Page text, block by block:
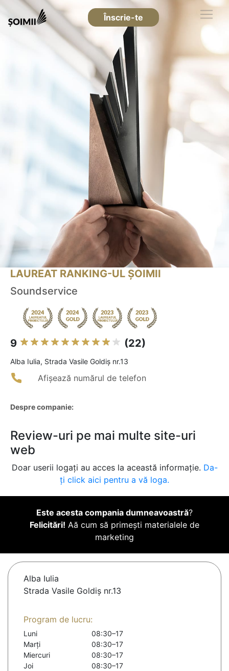
Înscrie-te
LAUREAT RANKING-UL ȘOIMII
Soundservice
9 (22)
Alba Iulia, Strada Vasile Goldiș nr.13
Afișează numărul de telefon
Despre companie:
Review-uri pe mai multe site-uri
web
Doar userii logați au acces la această informație. Da-
ți click aici pentru a vă loga.
Este acesta compania dumneavoastră?
Felicitări! Aă cum să primești materialele de
marketing
Alba Iulia
Strada Vasile Goldiș nr.13
Program de lucru:
Luni
08:30–17
Marți
08:30–17
Miercuri
08:30–17
Joi
08:30–17